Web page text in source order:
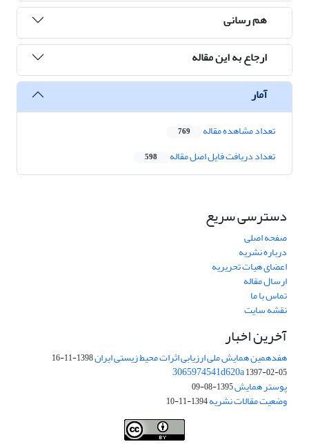
هم رسانی
ارجاع به این مقاله
آمار
تعداد مشاهده مقاله 769
تعداد دریافت فایل اصل مقاله 598
دسترسی سریع
صفحه اصلی
درباره نشریه
اعضای هیات تحریریه
ارسال مقاله
تماس با ما
نقشه سایت
آخرین اخبار
هفدهمین همایش ملی ارزیابی اثرات محیط زیستی ایران1398-11-16
3065974541d620a1397-02-05
پوستر همایش1395-08-09
وضعیت مقالات نشریه1394-11-10